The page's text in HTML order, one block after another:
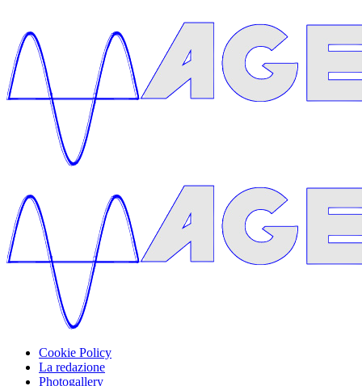
Cookie Policy
La redazione
Photogallery